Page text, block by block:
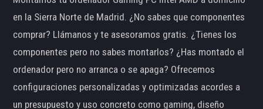
en la Sierra Norte de Madrid. ¿No sabes que componentes
comprar? Llámanos y te asesoramos gratis. ¿Tienes los
componentes pero no sabes montarlos? ¿Has montado el
ordenador pero no arranca o se apaga? Ofrecemos
configuraciones personalizadas y optimizadas acordes a
un presupuesto y uso concreto como gaming, diseño